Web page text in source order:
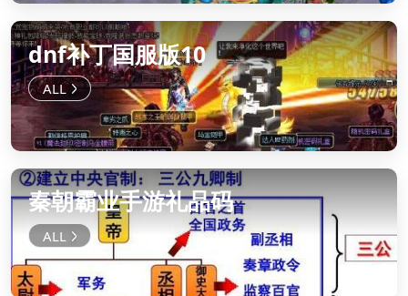
dnf补丁国服版10
秦朝霸业手游礼品码